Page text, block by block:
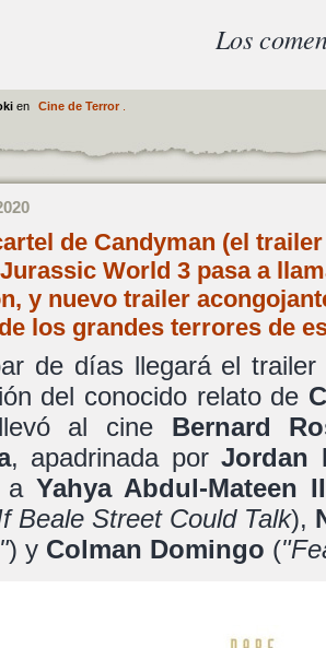
Los
en Cine de Terror.
de Candyman (el
World 3 pasa a
y nuevo trailer
los grandes terrores de
de días llegará el
del conocido relato de
al cine Bernard
, apadrinada porJordan
aYahya Abdul-Mateen II
Beale Street Could Talk),
) y Colman Domingo (